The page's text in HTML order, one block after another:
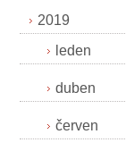
2019
leden
duben
červen